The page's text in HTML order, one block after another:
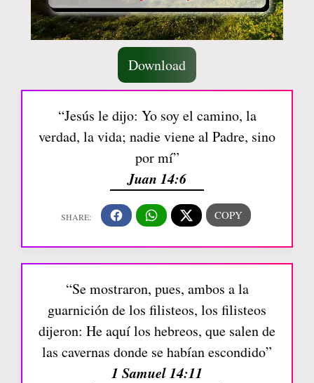
Download
“Jesús le dijo: Yo soy el camino, la
verdad, la vida; nadie viene al Padre, sino
por mí”
Juan 14:6
“Se mostraron, pues, ambos a la
guarnición de los filisteos, los filisteos
dijeron: He aquí los hebreos, que salen de
las cavernas donde se habían escondido”
1 Samuel 14:11